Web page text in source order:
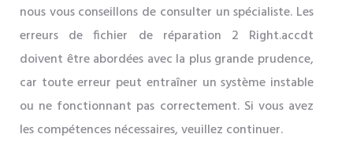
nous vous conseillons de consulter un spécialiste. Les
erreurs de fichier de réparation 2 Right.accdt
doivent être abordées avec la plus grande prudence,
car toute erreur peut entraîner un système instable
ou ne fonctionnant pas correctement. Si vous avez
les compétences nécessaires, veuillez continuer.